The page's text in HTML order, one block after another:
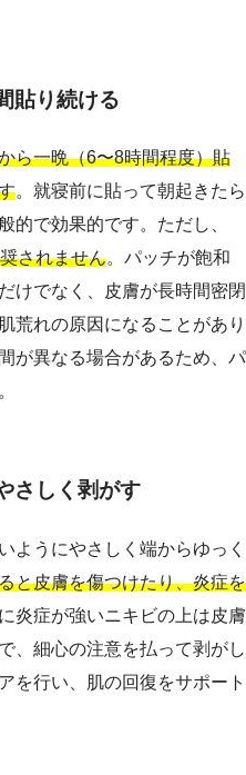
貼り続ける
ら一晩（6〜8時間程度）貼
。就寝前に貼って朝起きたら
的で効果的です。ただし、
されません。パッチが飽和
けでなく、皮膚が長時間密閉
荒れの原因になることがあり
が異なる場合があるため、パ
さしく剥がす
ようにやさしく端からゆっく
と皮膚を傷つけたり、炎症を
炎症が強いニキビの上は皮膚
、細心の注意を払って剥がし
を行い、肌の回復をサポート